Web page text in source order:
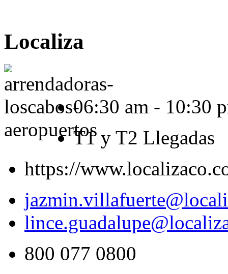
Localiza
06:30 am - 10:30
T1 y T2 Llegadas
https://
800 077 0800